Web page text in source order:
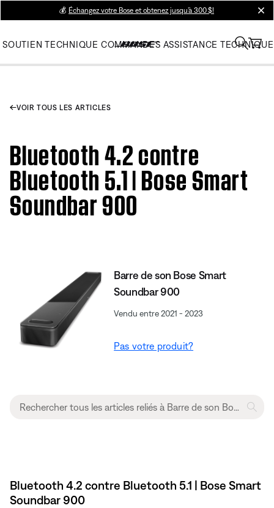
💰 Échangez votre Bose et obtenez jusqu’à 300 $!
SOUTIEN TECHNIQUE COMMANDES ASSISTANCE TECHNIQUE
VOIR TOUS LES ARTICLES
Bluetooth 4.2 contre
Bluetooth 5.1 | Bose Smart
Soundbar 900
Barre de son Bose Smart
Soundbar 900
Vendu entre 2021 - 2023
Pas votre produit?
Bluetooth 4.2 contre Bluetooth 5.1 | Bose Smart
Soundbar 900